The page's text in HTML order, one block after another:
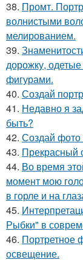
38. Промт.
волнистыми
мелированием.
39.
дорожку,
фигурами.
40. Создай
41. Недавно я
быть?
42. Создай фото
43. Прекрасный
44. Во время
момент мою
в горле и на
45.
Рыбки" в
46. Портретное
освещение.